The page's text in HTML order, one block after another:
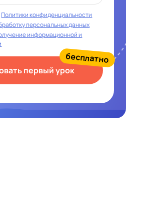
Политики конфиденциальности
персональных данных
информационной и
первый урок
бесплатно